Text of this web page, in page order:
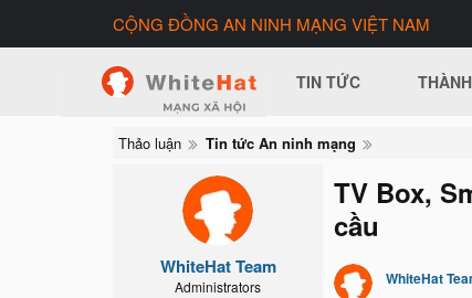
CỘNG ĐỒNG AN NINH MẠNG VIỆT NAM
TIN TỨC
Thảo luận Tin tức An ninh mạng
WhiteHat Team
Administrators
TV Box,
cầu
WhiteHat